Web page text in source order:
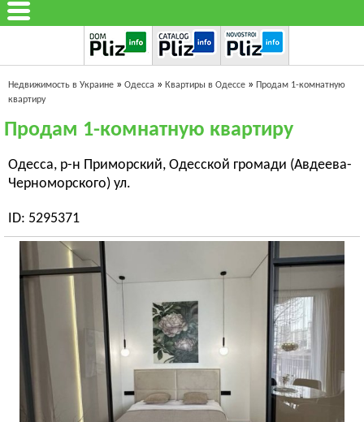
Недвижимость в Украине » Одесса » Квартиры в Одессе » Продам 1-комнатную
квартиру
Продам 1-комнатную квартиру
Одесса, р-н Приморский, Одесской громади (Авдеева-
Черноморского) ул.
ID: 5295371